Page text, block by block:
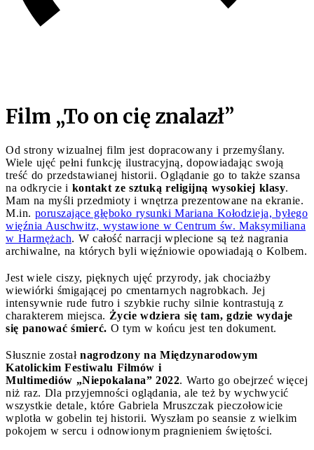
Film „To on cię znalazł”
Od strony wizualnej film jest dopracowany i przemyślany.
Wiele ujęć pełni funkcję ilustracyjną, dopowiadając swoją
treść do przedstawianej historii. Oglądanie go to także szansa
na odkrycie i kontakt ze sztuką religijną wysokiej klasy.
Mam na myśli przedmioty i wnętrza prezentowane na ekranie.
M.in. poruszające głęboko rysunki Mariana Kołodzieja, byłego
więźnia Auschwitz, wystawione w Centrum św. Maksymiliana
w Harmężach. W całość narracji wplecione są też nagrania
archiwalne, na których byli więźniowie opowiadają o Kolbem.
Jest wiele ciszy, pięknych ujęć przyrody, jak chociażby
wiewiórki śmigającej po cmentarnych nagrobkach. Jej
intensywnie rude futro i szybkie ruchy silnie kontrastują z
charakterem miejsca. Życie wdziera się tam, gdzie wydaje
się panować śmierć. O tym w końcu jest ten dokument.
Słusznie został nagrodzony na Międzynarodowym
Katolickim Festiwalu Filmów i
Multimediów „Niepokalana” 2022. Warto go obejrzeć więcej
niż raz. Dla przyjemności oglądania, ale też by wychwycić
wszystkie detale, które Gabriela Mruszczak pieczołowicie
wplotła w gobelin tej historii. Wyszłam po seansie z wielkim
pokojem w sercu i odnowionym pragnieniem świętości.